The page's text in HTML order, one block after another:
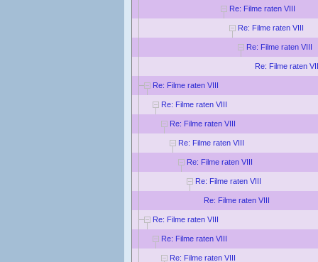
Re: Filme raten VIII
Re: Filme raten VIII
Re: Filme raten VIII
Re: Filme raten
Re: Filme raten VIII
Re: Filme raten VIII
Re: Filme raten VIII
Re: Filme raten VIII
Re: Filme raten VIII
Re: Filme raten VIII
Re: Filme raten VIII
Re: Filme raten VIII
Re: Filme raten VIII
Re: Filme raten VIII